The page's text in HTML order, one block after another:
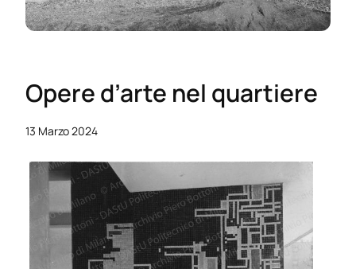
Opere d’arte nel quartiere
13 Marzo 2024